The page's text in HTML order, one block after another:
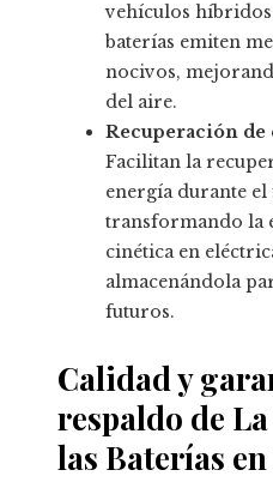
vehículos híbridos
baterías emiten
nocivos,
del aire.
Recuperación de
Facilitan la
energía durante
transformando la
cinética en
almacenándola
futuros.
Calidad y
respaldo de La
las Baterías